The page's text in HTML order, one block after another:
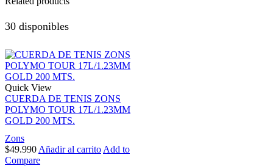
30 disponibles
Quick View
CUERDA DE TENIS ZONS
POLYMO TOUR 17L/1.23MM
GOLD 200 MTS.
Zons
$49.990 Añadir al carrito Add to
Compare